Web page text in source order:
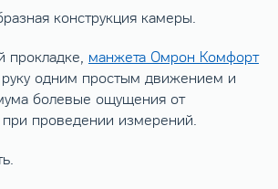
конструкция камеры.
прокладке, манжета Омрон Комфорт
руку одним простым движением и
болевые ощущения от
при проведении измерений.